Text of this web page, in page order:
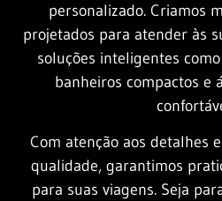
personalizado. Criamos
projetados para atender às
soluções inteligentes
banheiros compactos e
Com atenção aos detalhes
qualidade, garantimos
para suas viagens. Seja